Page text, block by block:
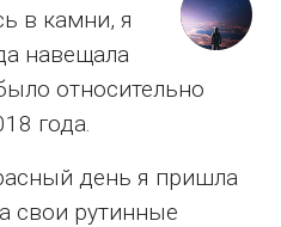
в камни, я
навещала
относительно
года.
день я пришла
свои рутинные